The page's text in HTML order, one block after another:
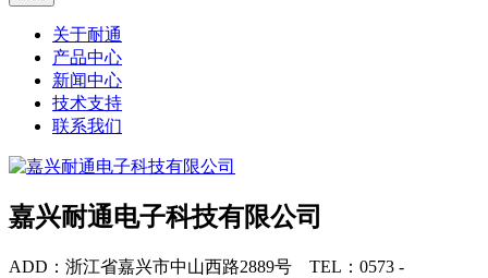
关于耐通
产品中心
新闻中心
技术支持
联系我们
嘉兴耐通电子科技有限公司
ADD：浙江省嘉兴市中山西路2889号 TEL：0573 -